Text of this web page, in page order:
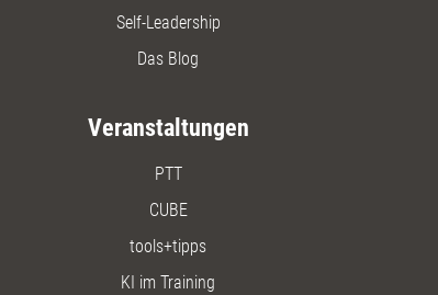
Self-Leadership
Das Blog
Veranstaltungen
PTT
CUBE
tools+tipps
KI im Training